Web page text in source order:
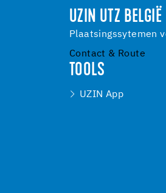
UZIN UTZ BELGIË
Plaatsingssytemen
Contact & Route
TOOLS
UZIN App